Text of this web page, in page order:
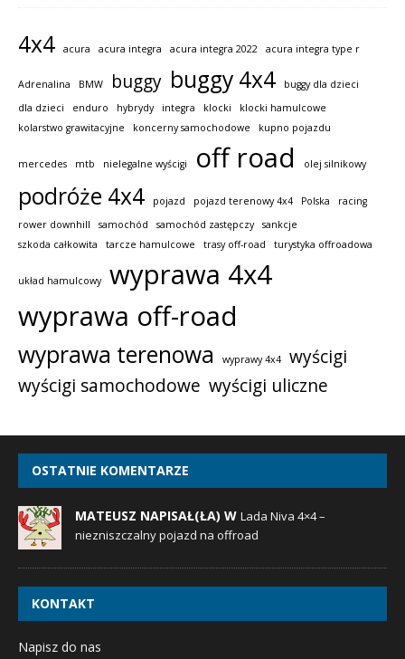
4x4 acura acura integra acura integra 2022 acura integra type r
Adrenalina BMW buggy buggy 4x4
buggy dla dzieci
dla dzieci
enduro hybrydy integra klocki
klocki hamulcowe
kolarstwo grawitacyjne
koncerny samochodowe kupno pojazdu
mercedes mtb nielegalne wyścigi off road olej silnikowy
podróże 4x4 pojazd pojazd terenowy 4x4 Polska
racing
rower downhill
samochód samochód zastępczy
sankcje
szkoda całkowita
tarcze hamulcowe trasy off-road turystyka offroadowa
układ hamulcowy
wyprawa 4x4
wyprawa off-road
wyprawa terenowa wyprawy 4x4
wyścigi
wyścigi samochodowe wyścigi uliczne
OSTATNIE KOMENTARZE
MATEUSZ NAPISAŁ(ŁA) W Lada Niva 4×4 –
niezniszczalny pojazd na offroad
KONTAKT
Napisz do nas